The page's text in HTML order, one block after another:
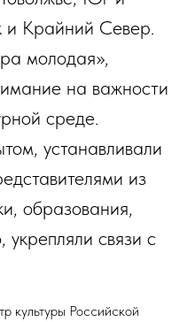
и Крайний Север.
молодая»,
на важности
среде.
устанавливали
из
образования,
укрепляли связи с
культуры Российской